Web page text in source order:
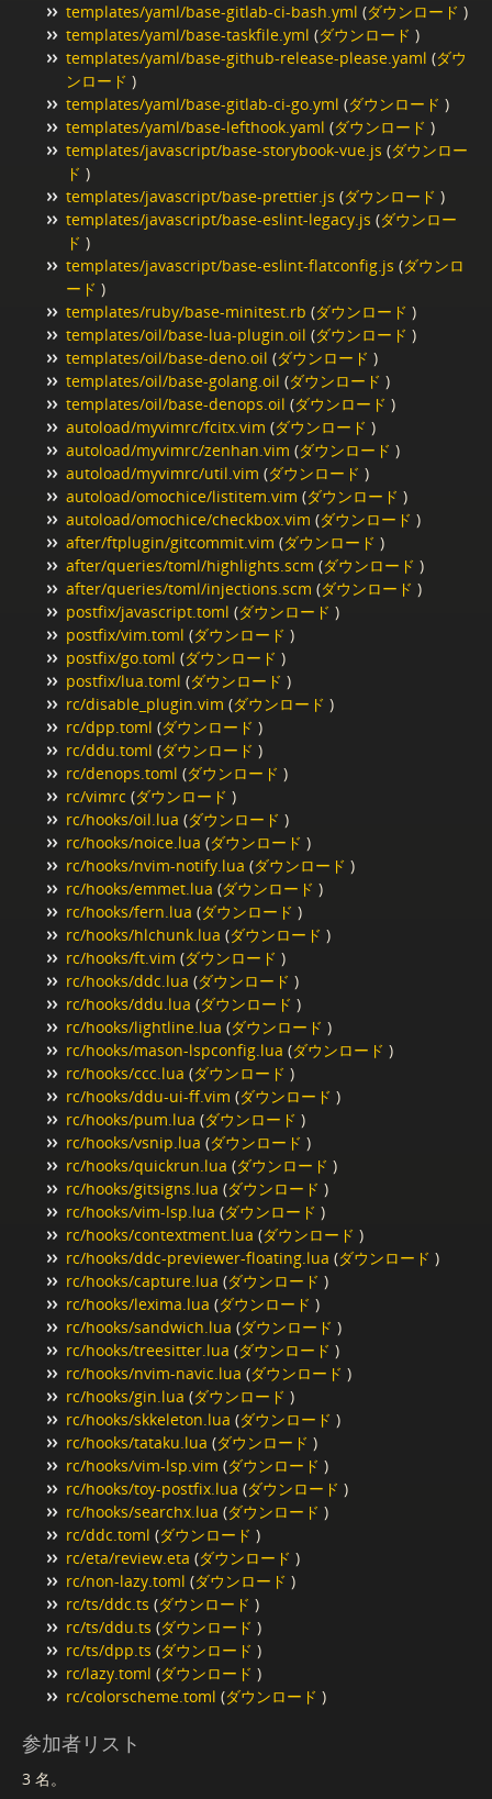
templates/yaml/base-gitlab-ci-bash.yml (ダウンロード )
templates/yaml/base-taskfile.yml (ダウンロード )
templates/yaml/base-github-release-please.yaml (ダウ
ンロード )
templates/yaml/base-gitlab-ci-go.yml (ダウンロード )
templates/yaml/base-lefthook.yaml (ダウンロード )
templates/javascript/base-storybook-vue.js (ダウンロー
ド )
templates/javascript/base-prettier.js (ダウンロード )
templates/javascript/base-eslint-legacy.js (ダウンロー
ド )
templates/javascript/base-eslint-flatconfig.js (ダウンロ
ード )
templates/ruby/base-minitest.rb (ダウンロード )
templates/oil/base-lua-plugin.oil (ダウンロード )
templates/oil/base-deno.oil (ダウンロード )
templates/oil/base-golang.oil (ダウンロード )
templates/oil/base-denops.oil (ダウンロード )
autoload/myvimrc/fcitx.vim (ダウンロード )
autoload/myvimrc/zenhan.vim (ダウンロード )
autoload/myvimrc/util.vim (ダウンロード )
autoload/omochice/listitem.vim (ダウンロード )
autoload/omochice/checkbox.vim (ダウンロード )
after/ftplugin/gitcommit.vim (ダウンロード )
after/queries/toml/highlights.scm (ダウンロード )
after/queries/toml/injections.scm (ダウンロード )
postfix/javascript.toml (ダウンロード )
postfix/vim.toml (ダウンロード )
postfix/go.toml (ダウンロード )
postfix/lua.toml (ダウンロード )
rc/disable_plugin.vim (ダウンロード )
rc/dpp.toml (ダウンロード )
rc/ddu.toml (ダウンロード )
rc/denops.toml (ダウンロード )
rc/vimrc (ダウンロード )
rc/hooks/oil.lua (ダウンロード )
rc/hooks/noice.lua (ダウンロード )
rc/hooks/nvim-notify.lua (ダウンロード )
rc/hooks/emmet.lua (ダウンロード )
rc/hooks/fern.lua (ダウンロード )
rc/hooks/hlchunk.lua (ダウンロード )
rc/hooks/ft.vim (ダウンロード )
rc/hooks/ddc.lua (ダウンロード )
rc/hooks/ddu.lua (ダウンロード )
rc/hooks/lightline.lua (ダウンロード )
rc/hooks/mason-lspconfig.lua (ダウンロード )
rc/hooks/ccc.lua (ダウンロード )
rc/hooks/ddu-ui-ff.vim (ダウンロード )
rc/hooks/pum.lua (ダウンロード )
rc/hooks/vsnip.lua (ダウンロード )
rc/hooks/quickrun.lua (ダウンロード )
rc/hooks/gitsigns.lua (ダウンロード )
rc/hooks/vim-lsp.lua (ダウンロード )
rc/hooks/contextment.lua (ダウンロード )
rc/hooks/ddc-previewer-floating.lua (ダウンロード )
rc/hooks/capture.lua (ダウンロード )
rc/hooks/lexima.lua (ダウンロード )
rc/hooks/sandwich.lua (ダウンロード )
rc/hooks/treesitter.lua (ダウンロード )
rc/hooks/nvim-navic.lua (ダウンロード )
rc/hooks/gin.lua (ダウンロード )
rc/hooks/skkeleton.lua (ダウンロード )
rc/hooks/tataku.lua (ダウンロード )
rc/hooks/vim-lsp.vim (ダウンロード )
rc/hooks/toy-postfix.lua (ダウンロード )
rc/hooks/searchx.lua (ダウンロード )
rc/ddc.toml (ダウンロード )
rc/eta/review.eta (ダウンロード )
rc/non-lazy.toml (ダウンロード )
rc/ts/ddc.ts (ダウンロード )
rc/ts/ddu.ts (ダウンロード )
rc/ts/dpp.ts (ダウンロード )
rc/lazy.toml (ダウンロード )
rc/colorscheme.toml (ダウンロード )
参加者リスト
3 名。